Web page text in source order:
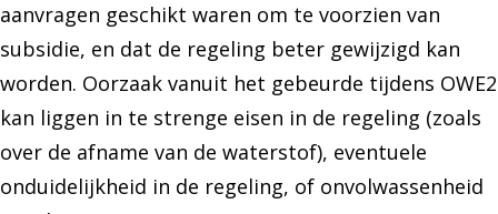
aanvragen geschikt waren om te voorzien van
subsidie, en dat de regeling beter gewijzigd kan
worden. Oorzaak vanuit het gebeurde tijdens OWE2
kan liggen in te strenge eisen in de regeling (zoals
over de afname van de waterstof), eventuele
onduidelijkheid in de regeling, of onvolwassenheid